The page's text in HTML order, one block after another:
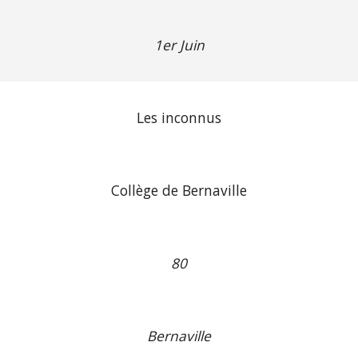
1er Juin
Les inconnus
Collège de Bernaville
80
Bernaville